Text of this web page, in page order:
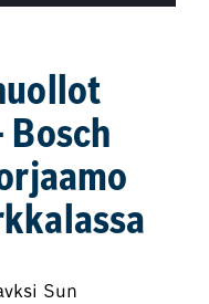
Bosch
Sun